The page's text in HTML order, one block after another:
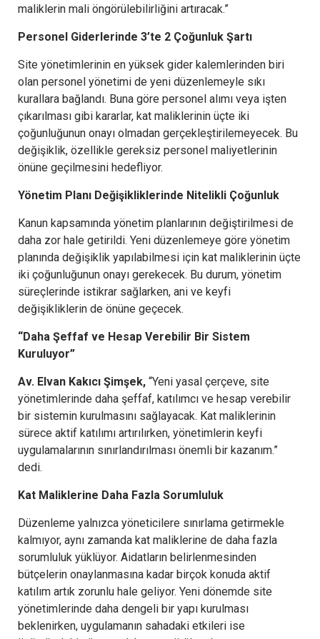
maliklerin mali öngörülebilirliğini artıracak.”
Personel Giderlerinde 3’te 2 Çoğunluk Şartı
Site yönetimlerinin en yüksek gider kalemlerinden biri
olan personel yönetimi de yeni düzenlemeyle sıkı
kurallara bağlandı. Buna göre personel alımı veya işten
çıkarılması gibi kararlar, kat maliklerinin üçte iki
çoğunluğunun onayı olmadan gerçekleştirilemeyecek. Bu
değişiklik, özellikle gereksiz personel maliyetlerinin
önüne geçilmesini hedefliyor.
Yönetim Planı Değişikliklerinde Nitelikli Çoğunluk
Kanun kapsamında yönetim planlarının değiştirilmesi de
daha zor hale getirildi. Yeni düzenlemeye göre yönetim
planında değişiklik yapılabilmesi için kat maliklerinin üçte
iki çoğunluğunun onayı gerekecek. Bu durum, yönetim
süreçlerinde istikrar sağlarken, ani ve keyfi
değişikliklerin de önüne geçecek.
“Daha Şeffaf ve Hesap Verebilir Bir Sistem
Kuruluyor”
Av. Elvan Kakıcı Şimşek, “Yeni yasal çerçeve, site
yönetimlerinde daha şeffaf, katılımcı ve hesap verebilir
bir sistemin kurulmasını sağlayacak. Kat maliklerinin
sürece aktif katılımı artırılırken, yönetimlerin keyfi
uygulamalarının sınırlandırılması önemli bir kazanım.”
dedi.
Kat Maliklerine Daha Fazla Sorumluluk
Düzenleme yalnızca yöneticilere sınırlama getirmekle
kalmıyor, aynı zamanda kat maliklerine de daha fazla
sorumluluk yüklüyor. Aidatların belirlenmesinden
bütçelerin onaylanmasına kadar birçok konuda aktif
katılım artık zorunlu hale geliyor. Yeni dönemde site
yönetimlerinde daha dengeli bir yapı kurulması
beklenirken, uygulamanın sahadaki etkileri ise